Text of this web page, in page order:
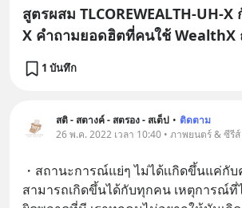
สูตรผสม TLCOREWEALTH-UH-X
X คำถามยอดฮิตที่คนใช้ WealthX
1 บันทึก
สติ - สตางค์ - สตรอง - สเต็ป • ติดตาม
26 พ.ค. 2022 เวลา 10:40 • ภาพยนตร์ & ซีรีส์
・สถานะการณ์แย่ๆ ไม่ได้เเกิดขึ้นแค่
สามารถเกิดขึ้นได้กับทุกคน เหตุการณ์